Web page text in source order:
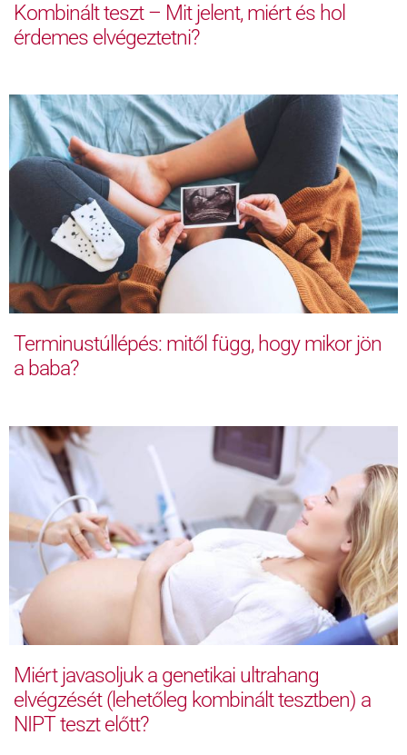
Kombinált teszt – Mit jelent, miért és hol
érdemes elvégeztetni?
Terminustúllépés: mitől függ, hogy mikor jön
a baba?
Miért javasoljuk a genetikai ultrahang
elvégzését (lehetőleg kombinált tesztben) a
NIPT teszt előtt?